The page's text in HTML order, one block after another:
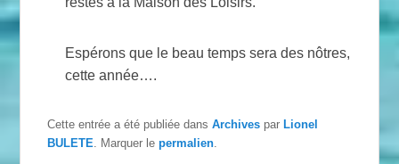
Espérons que le beau temps sera des nôtres,
cette année….
Cette entrée a été publiée dansArchives parLionel
BULETE . Marquer lepermalien